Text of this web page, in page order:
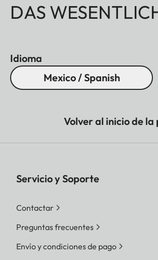
DAS
Idioma
Mexico / Spanish
Volver al inicio de la
Servicio y Soporte
Contactar
Preguntas frecuentes
Envío y condiciones de pago